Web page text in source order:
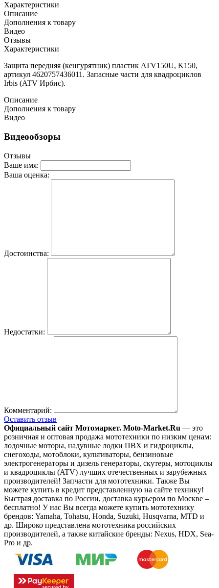
Характеристики
Описание
Дополнения к товару
Видео
Отзывы
Характеристики
Защита передняя (кенгурятник) пластик ATV150U, K150,
артикул 4620757436011. Запасные части для квадроциклов
Irbis (ATV Ирбис).
Описание
Дополнения к товару
Видео
Видеообзоры
Отзывы
Ваше имя:
Ваша оценка:
Достоинства:
Недостатки:
Комментарий:
Оставить отзыв
Официальный сайт Мотомаркет. Moto-Market.Ru — это
розничная и оптовая продажа мототехники по низким ценам:
лодочные моторы, надувные лодки ПВХ и гидроциклы,
снегоходы, мотоблоки, культиваторы, бензиновые
электрогенераторы и дизель генераторы, скутеры, мотоциклы
и квадроциклы (ATV) лучших отечественных и зарубежных
производителей! Запчасти для мототехники. Также Вы
можете купить в кредит представленную на сайте технику!
Быстрая доставка по России, доставка курьером по Москве –
бесплатно! У нас Вы всегда можете купить мототехнику
брендов: Yamaha, Tohatsu, Honda, Suzuki, Husqvarna, MTD и
др. Широко представлена мототехника российских
производителей, а также китайские бренды: Nexus, HDX, Sea-
Pro и др.